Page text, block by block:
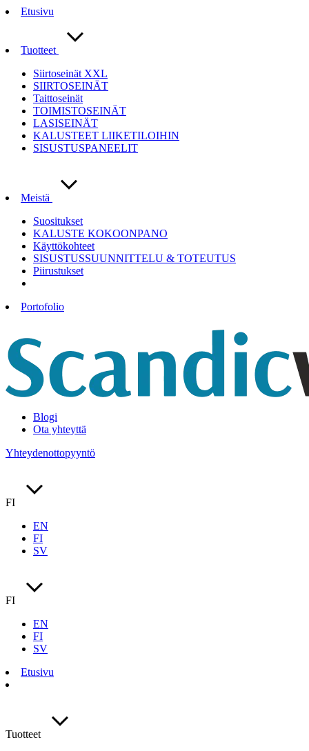
Etusivu
Tuotteet
Siirtoseinät XXL
SIIRTOSEINÄT
Taittoseinät
TOIMISTOSEINÄT
LASISEINÄT
KALUSTEET LIIKETILOIHIN
SISUSTUSPANEELIT
Meistä
Suositukset
KALUSTE KOKOONPANO
Käyttökohteet
SISUSTUSSUUNNITTELU & TOTEUTUS
Piirustukset
Portofolio
Blogi
Ota yhteyttä
Yhteydenottopyyntö
FI
EN
FI
SV
FI
EN
FI
SV
Etusivu
Tuotteet